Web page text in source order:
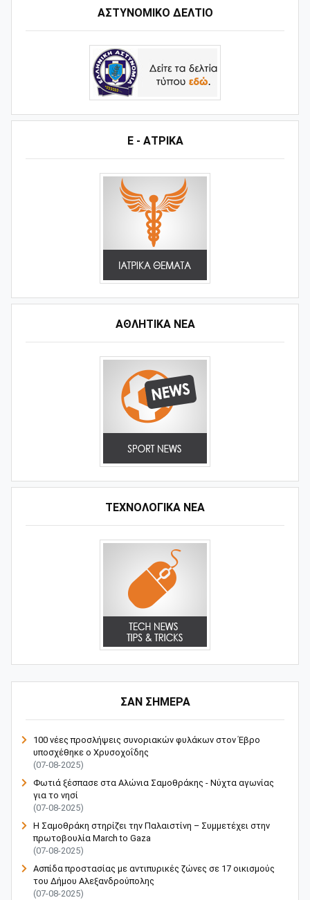
ΑΣΤΥΝΟΜΙΚΟ ΔΕΛΤΙΟ
Ε - ΑΤΡΙΚΑ
ΑΘΛΗΤΙΚΆ ΝΈΑ
ΤΕΧΝΟΛΟΓΙΚΑ ΝΕΑ
ΣΑΝ ΣΗΜΕΡΑ
100 νέες προσλήψεις συνοριακών φυλάκων στον Έβρο
υποσχέθηκε ο Χρυσοχοΐδης
(07-08-2025)
Φωτιά ξέσπασε στα Αλώνια Σαμοθράκης - Νύχτα αγωνίας
για το νησί
(07-08-2025)
Η Σαμοθράκη στηρίζει την Παλαιστίνη – Συμμετέχει στην
πρωτοβουλία March to Gaza
(07-08-2025)
Ασπίδα προστασίας με αντιπυρικές ζώνες σε 17 οικισμούς
του Δήμου Αλεξανδρούπολης
(07-08-2025)